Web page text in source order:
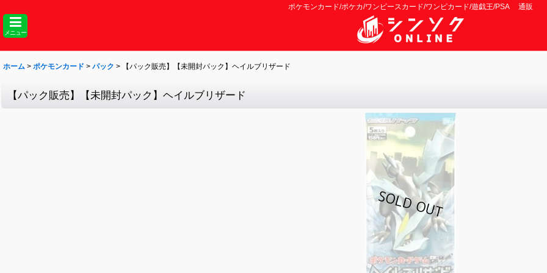
ポケモンカード/ポケカ/ワンピースカード/ワンピカード/遊戯王/PSA 通販
メニュー
ホーム > ポケモンカード > パック > 【パック販売】【未開封パック】ヘイルブリザード
【パック販売】【未開封パック】ヘイルブリザード